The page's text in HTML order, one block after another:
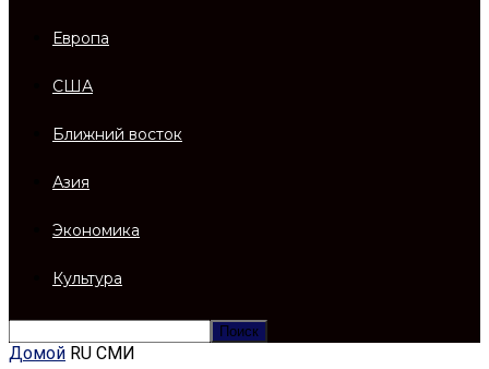
Европа
США
Ближний восток
Азия
Экономика
Культура
Домой RU СМИ